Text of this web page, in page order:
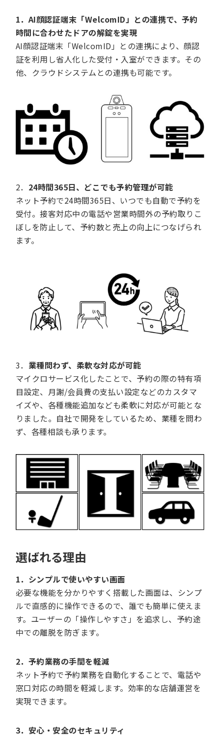
1．AI顔認証端末「WelcomID」との連携で、予約
時間に合わせたドアの解錠を実現
AI顔認証端末「WelcomID」との連携により、顔認
証を利用し省人化した受付・入室ができます。その
他、クラウドシステムとの連携も可能です。
2． 24時間365日、どこでも予約管理が可能
ネット予約で24時間365日、いつでも自動で予約を
受付。接客対応中の電話や営業時間外の予約取りこ
ぼしを防止して、予約数と売上の向上につなげられ
ます。
3． 業種問わず、柔軟な対応が可能
マイクロサービス化したことで、予約の際の特有項
目設定、月謝/会員費の支払い設定などのカスタマ
イズや、各種機能追加なども柔軟に対応が可能とな
りました。自社で開発をしているため、業種を問わ
ず、各種相談も承ります。
選ばれる理由
1．シンプルで使いやすい画面
必要な機能を分かりやすく搭載した画面は、シンプ
ルで直感的に操作できるので、誰でも簡単に使えま
す。ユーザーの「操作しやすさ」を追求し、予約途
中での離脱を防ぎます。
2．予約業務の手間を軽減
ネット予約で予約業務を自動化することで、電話や
窓口対応の時間を軽減します。効率的な店舗運営を
実現できます。
3．安心・安全のセキュリティ